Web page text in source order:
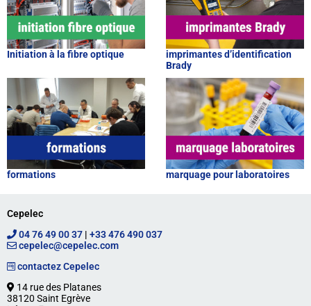
Initiation à la fibre optique
imprimantes d’identification
Brady
formations marquage pour laboratoires
Cepelec
04 76 49 00 37 | +33 476 490 037
cepelec@cepelec.com
contactez Cepelec
14 rue des Platanes
38120 Saint Egrève